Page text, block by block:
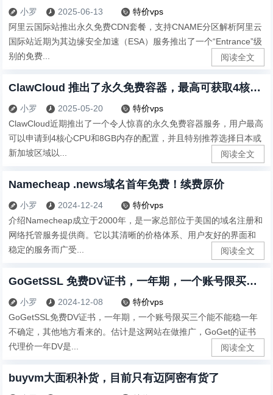
 小罗  2025-06-13  特价vps
阿里云国际站推出永久免费CDN套餐，支持CNAME分区解析阿里云
国际站近期为其边缘安全加速（ESA）服务推出了一个“Entrance”级
别的免费...
阅读全文
ClawCloud 推出了永久免费容器，最高可获取4核心 8G内存
 小罗  2025-05-20  特价vps
ClawCloud近期推出了一个令人惊喜的永久免费容器服务，用户最高
可以申请到4核心CPU和8GB内存的配置，并且特别推荐选择日本或
新加坡区域以...
阅读全文
Namecheap .news域名首年免费！续费原价
 小罗  2024-12-24  特价vps
介绍Namecheap成立于2000年，是一家总部位于美国的域名注册和
网络托管服务提供商。它以其清晰的价格体系、用户友好的界面和
稳定的服务而广受...
阅读全文
GoGetSSL 免费DV证书，一年期，一个账号限买三个
 小罗  2024-12-08  特价vps
GoGetSSL免费DV证书，一年期，一个账号限买三个能不能稳一年
不确定，其他地方看来的。估计是这网站在做推广，GoGet的证书
代理价一年DV是...
阅读全文
buyvm大面积补货，目前只有迈阿密有货了